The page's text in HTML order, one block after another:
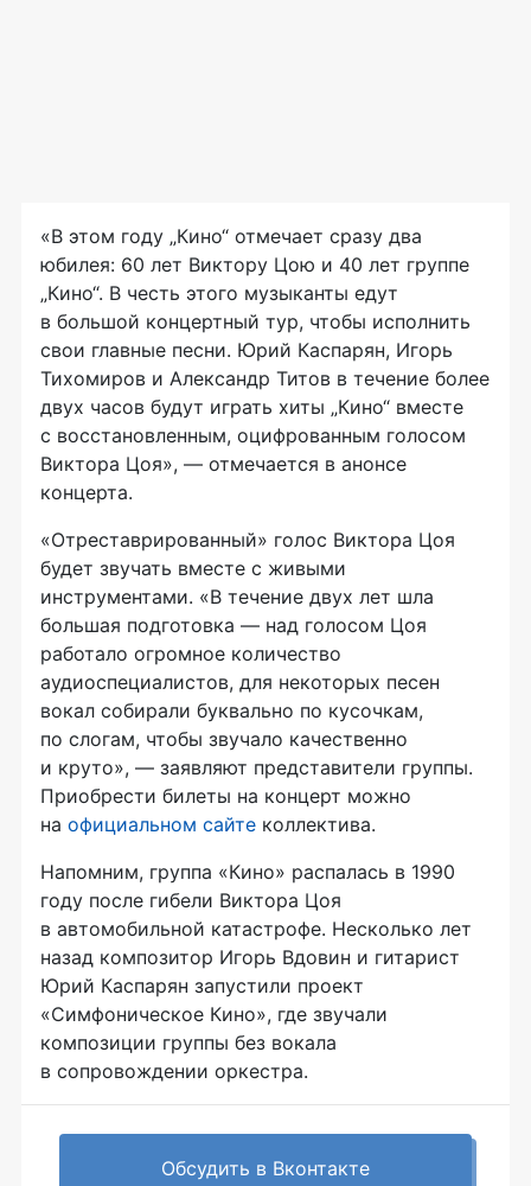
«В этом году „Кино“ отмечает сразу два
юбилея: 60 лет Виктору Цою и 40 лет группе
„Кино“. В честь этого музыканты едут
в большой концертный тур, чтобы исполнить
свои главные песни. Юрий Каспарян, Игорь
Тихомиров и Александр Титов в течение более
двух часов будут играть хиты „Кино“ вместе
с восстановленным, оцифрованным голосом
Виктора Цоя», — отмечается в анонсе
концерта.
«Отреставрированный» голос Виктора Цоя
будет звучать вместе с живыми
инструментами. «В течение двух лет шла
большая подготовка — над голосом Цоя
работало огромное количество
аудиоспециалистов, для некоторых песен
вокал собирали буквально по кусочкам,
по слогам, чтобы звучало качественно
и круто», — заявляют представители группы.
Приобрести билеты на концерт можно
на официальном сайте коллектива.
Напомним, группа «Кино» распалась в 1990
году после гибели Виктора Цоя
в автомобильной катастрофе. Несколько лет
назад композитор Игорь Вдовин и гитарист
Юрий Каспарян запустили проект
«Симфоническое Кино», где звучали
композиции группы без вокала
в сопровождении оркестра.
Обсудить в Вконтакте